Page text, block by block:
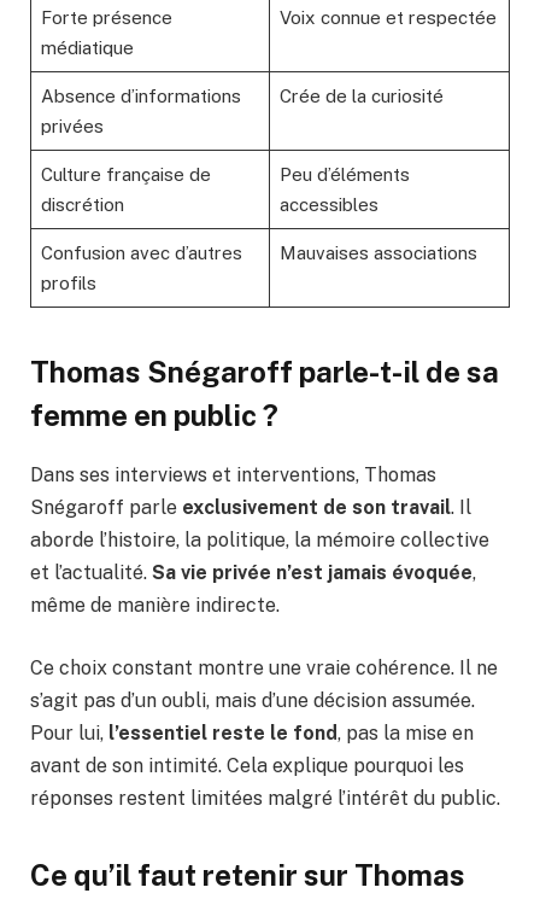
Forte présence
médiatique
Voix connue et respectée
Absence d’informations
privées
Crée de la curiosité
Culture française de
discrétion
Peu d’éléments
accessibles
Confusion avec d’autres
profils
Mauvaises associations
Thomas Snégaroff parle-t-il de sa
femme en public ?
Dans ses interviews et interventions, Thomas
Snégaroff parle exclusivement de son travail. Il
aborde l’histoire, la politique, la mémoire collective
et l’actualité. Sa vie privée n’est jamais évoquée,
même de manière indirecte.
Ce choix constant montre une vraie cohérence. Il ne
s’agit pas d’un oubli, mais d’une décision assumée.
Pour lui, l’essentiel reste le fond, pas la mise en
avant de son intimité. Cela explique pourquoi les
réponses restent limitées malgré l’intérêt du public.
Ce qu’il faut retenir sur Thomas